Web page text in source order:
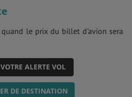
quand le prix du billet d'avion sera
VOTRE ALERTE VOL
DE DESTINATION